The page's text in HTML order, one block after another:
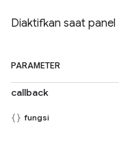
Diaktifkan saat
PARAMETER
callback
fungsi